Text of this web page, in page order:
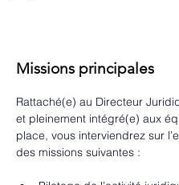
Missions principales
Rattaché(e) au Directeur
et pleinement intégré(e) aux
place, vous interviendrez sur
des missions suivantes :